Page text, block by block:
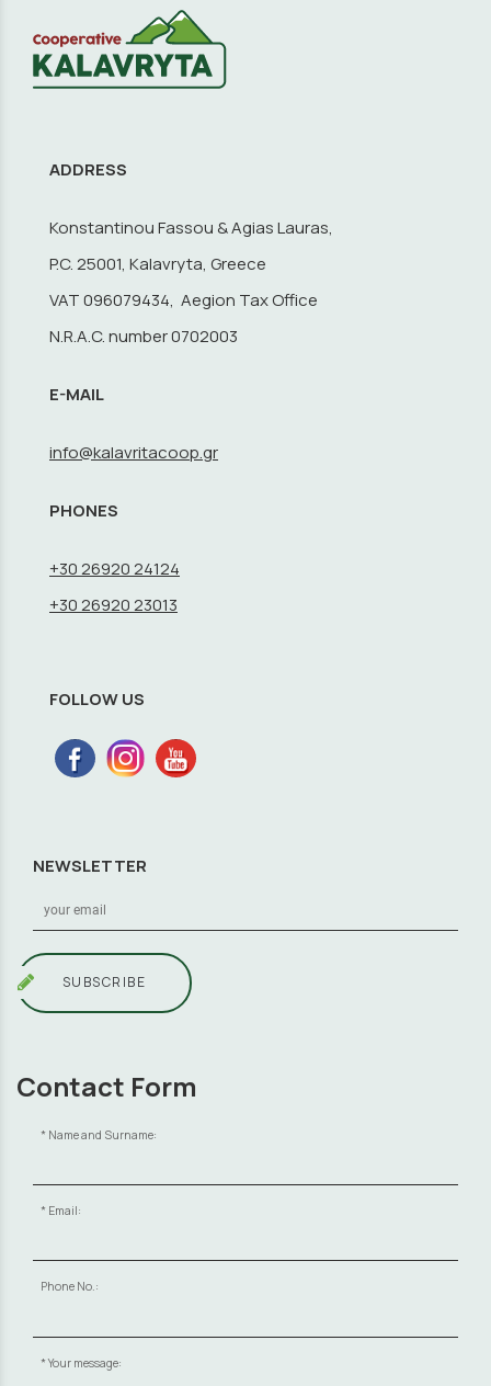
ADDRESS
Konstantinou Fassou & Agias Lauras,
P.C. 25001, Kalavryta, Greece
VAT 096079434, Aegion Tax Office
N.R.A.C. number 0702003
E-MAIL
info@kalavritacoop.gr
PHONES
+30 26920 24124
+30 26920 23013
FOLLOW US
NEWSLETTER
SUBSCRIBE
Contact Form
Name and Surname:
Email:
Phone No.:
Your message: